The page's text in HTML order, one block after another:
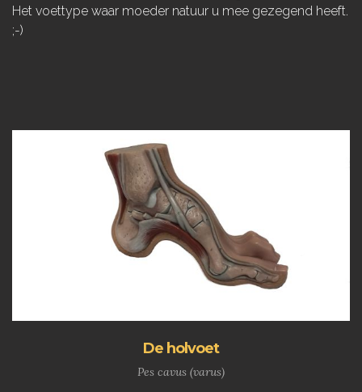
Het voettype waar moeder natuur u mee gezegend heeft.
;-)
De holvoet
Pes cavus (varus)